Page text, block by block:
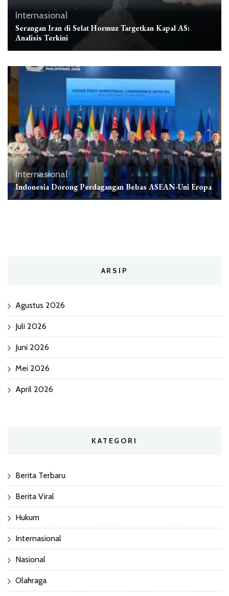
Internasional
Serangan Iran di Selat Hormuz Targetkan Kapal AS:
Analisis Terkini
Internasional
Indonesia Dorong Perdagangan Bebas ASEAN-Uni Eropa
ARSIP
Agustus 2026
Juli 2026
Juni 2026
Mei 2026
April 2026
KATEGORI
Berita Terbaru
Berita Viral
Hukum
Internasional
Nasional
Olahraga